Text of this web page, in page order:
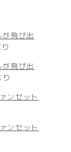
が飛び出
が飛び出
り
ンセット
ンセット